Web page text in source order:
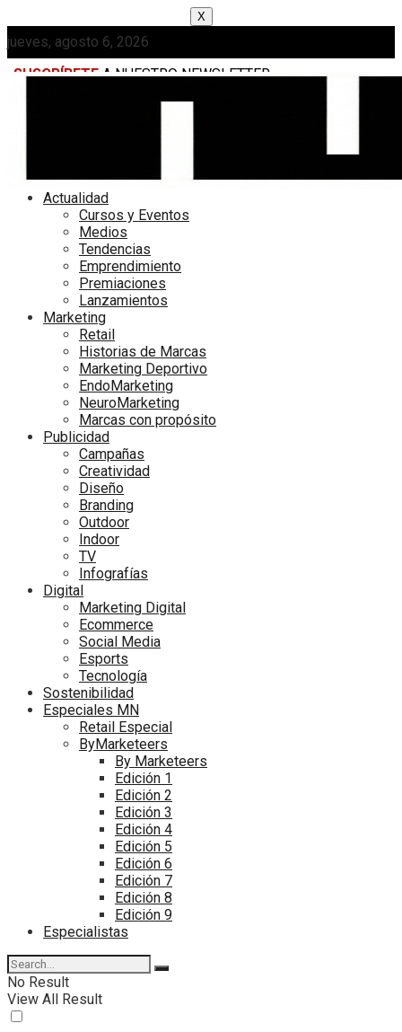
X
jueves, agosto 6, 2026
SUSCRÍBETE A NUESTRO NEWSLETTER
Actualidad
Cursos y Eventos
Medios
Tendencias
Emprendimiento
Premiaciones
Lanzamientos
Marketing
Retail
Historias de Marcas
Marketing Deportivo
EndoMarketing
NeuroMarketing
Marcas con propósito
Publicidad
Campañas
Creatividad
Diseño
Branding
Outdoor
Indoor
TV
Infografías
Digital
Marketing Digital
Ecommerce
Social Media
Esports
Tecnología
Sostenibilidad
Especiales MN
Retail Especial
ByMarketeers
By Marketeers
Edición 1
Edición 2
Edición 3
Edición 4
Edición 5
Edición 6
Edición 7
Edición 8
Edición 9
Especialistas
No Result
View All Result